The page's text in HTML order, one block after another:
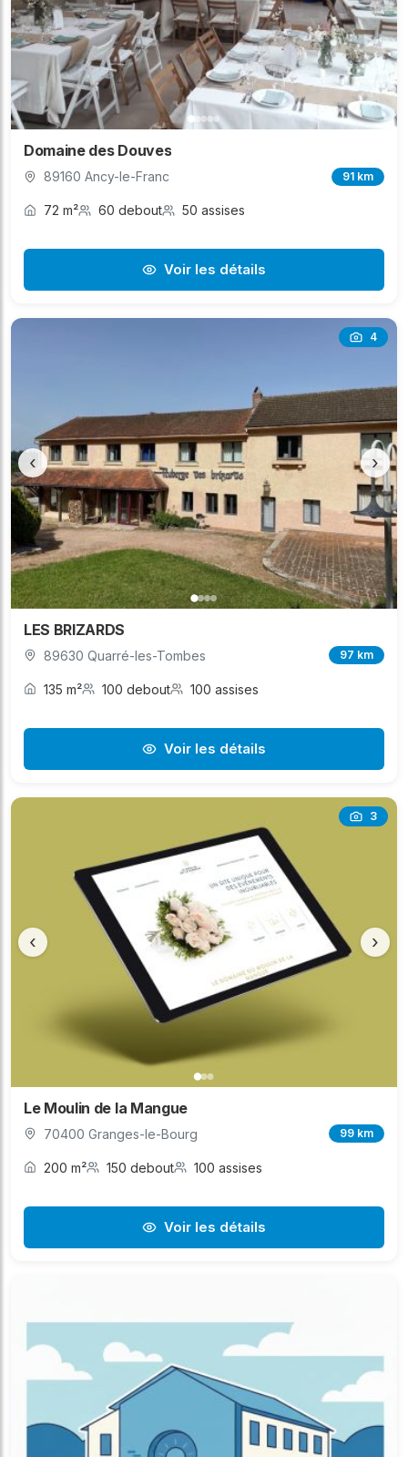
Domaine des Douves
89160 Ancy-le-Franc 91 km
72 m² 60 debout 50 assises
Voir les détails
4
‹ ›
LES BRIZARDS
89630 Quarré-les-Tombes 97 km
135 m² 100 debout 100 assises
Voir les détails
3
‹ ›
Le Moulin de la Mangue
70400 Granges-le-Bourg 99 km
200 m² 150 debout 100 assises
Voir les détails